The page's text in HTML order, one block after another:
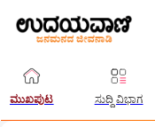
ಮುಖಪುಟ ಸುದ್ದಿ ವಿಭಾಗ